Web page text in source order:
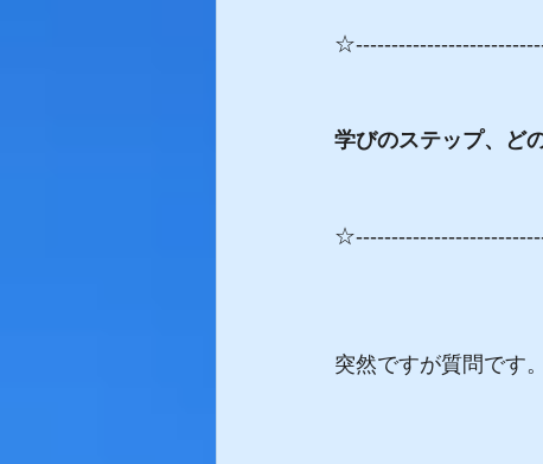
学びのステップ、ど
突然ですが質問です。